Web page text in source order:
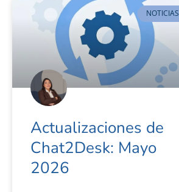
NOTICIAS
Actualizaciones de
Chat2Desk: Mayo
2026